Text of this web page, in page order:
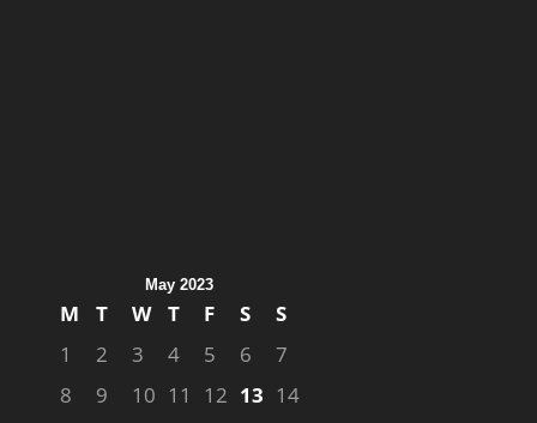
May 2023
M T W T F S
S
1
2 3 4 5 6
7
8
9 10 11 12 13 14